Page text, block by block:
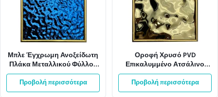
Μπλε Έγχρωμη Ανοξείδωτη
Πλάκα Μεταλλικού Φύλλου
με Ανάγλυφο Κυματισμό
Νερού 201 304 316
Προβολή περισσότερα
Οροφή Χρυσό PVD
Επικαλυμμένο Ατσάλινο
Φύλλο Κυματισμού Νερού
304SS Oem
Προβολή περισσότερα